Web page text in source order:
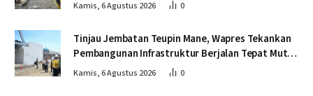
Kamis, 6 Agustus 2026 0
Tinjau Jembatan Teupin Mane, Wapres Tekankan
Pembangunan Infrastruktur Berjalan Tepat Mutu
dan Tepat Waktu
Kamis, 6 Agustus 2026 0